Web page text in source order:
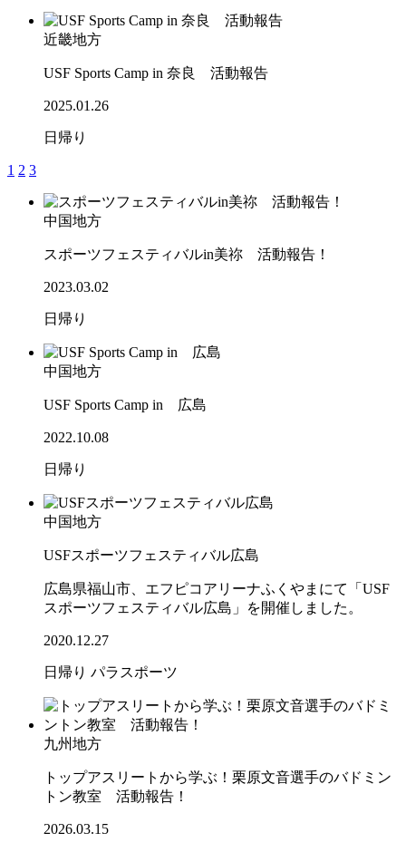
近畿地方
USF Sports Camp in 奈良 活動報告
2025.01.26
日帰り
1 2 3
中国地方
スポーツフェスティバルin美祢 活動報告！
2023.03.02
日帰り
中国地方
USF Sports Camp in 広島
2022.10.08
日帰り
中国地方
USFスポーツフェスティバル広島
広島県福山市、エフピコアリーナふくやまにて「USF
スポーツフェスティバル広島」を開催しました。
2020.12.27
日帰り パラスポーツ
九州地方
トップアスリートから学ぶ！栗原文音選手のバドミン
トン教室 活動報告！
2026.03.15